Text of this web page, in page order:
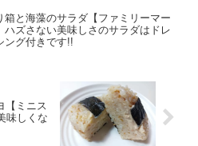
箱と海藻のサラダ【ファミリーマー
ハズさない美味しさのサラダはドレ
ング付きです!!
【ミニス
味しくな